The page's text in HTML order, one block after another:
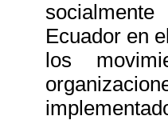
Ecuador en
los